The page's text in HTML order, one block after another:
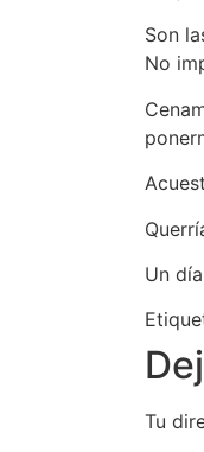
Son
No
Un
Tu